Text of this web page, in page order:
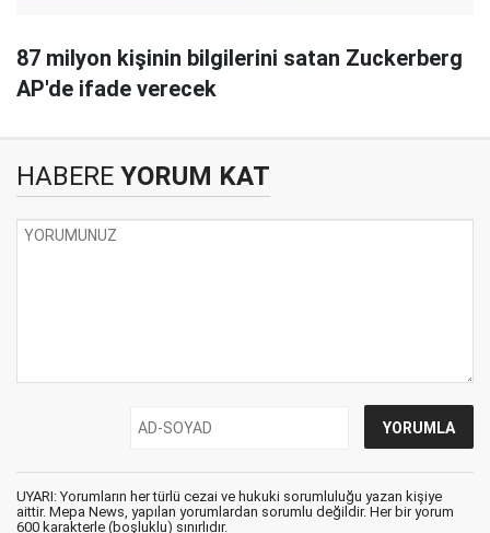
87 milyon kişinin bilgilerini satan Zuckerberg
AP'de ifade verecek
HABERE YORUM KAT
UYARI: Yorumların her türlü cezai ve hukuki sorumluluğu yazan kişiye
aittir. Mepa News, yapılan yorumlardan sorumlu değildir. Her bir yorum
600 karakterle (boşluklu) sınırlıdır.